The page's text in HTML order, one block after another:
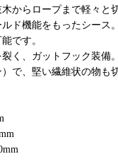
らロープまで軽々と切
ド機能をもったシース
です。
く、ガットフック装備。
で、堅い繊維状の物も切